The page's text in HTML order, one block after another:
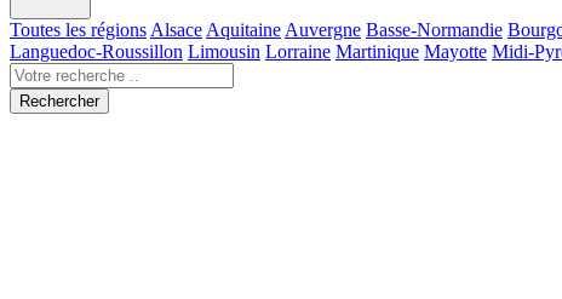
Toutes les régions Alsace Aquitaine Auvergne Basse-Normandie
Languedoc-Roussillon Limousin Lorraine Martinique Mayotte Midi-
Rechercher